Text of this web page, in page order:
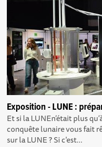
Exposition - LUNE :
Et si la LUNEn’était plus
conquête lunaire vous fait
sur la LUNE ? Si c'est...